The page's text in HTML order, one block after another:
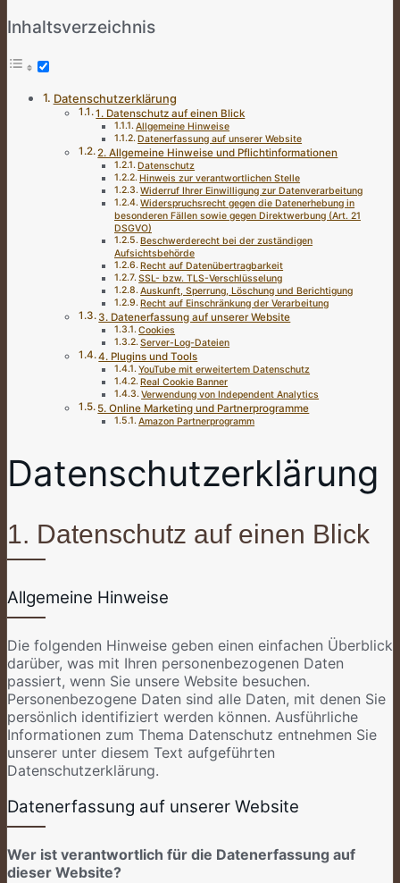
Inhaltsverzeichnis
Datenschutzerklärung
1. Datenschutz auf einen Blick
Allgemeine Hinweise
Datenerfassung auf unserer Website
2. Allgemeine Hinweise und Pflichtinformationen
Datenschutz
Hinweis zur verantwortlichen Stelle
Widerruf Ihrer Einwilligung zur Datenverarbeitung
Widerspruchsrecht gegen die Datenerhebung in
besonderen Fällen sowie gegen Direktwerbung (Art. 21
DSGVO)
Beschwerderecht bei der zuständigen
Aufsichtsbehörde
Recht auf Datenübertragbarkeit
SSL- bzw. TLS-Verschlüsselung
Auskunft, Sperrung, Löschung und Berichtigung
Recht auf Einschränkung der Verarbeitung
3. Datenerfassung auf unserer Website
Cookies
Server-Log-Dateien
4. Plugins und Tools
YouTube mit erweitertem Datenschutz
Real Cookie Banner
Verwendung von Independent Analytics
5. Online Marketing und Partnerprogramme
Amazon Partnerprogramm
Datenschutzerklärung
1. Datenschutz auf einen Blick
Allgemeine Hinweise
Die folgenden Hinweise geben einen einfachen Überblick
darüber, was mit Ihren personenbezogenen Daten
passiert, wenn Sie unsere Website besuchen.
Personenbezogene Daten sind alle Daten, mit denen Sie
persönlich identifiziert werden können. Ausführliche
Informationen zum Thema Datenschutz entnehmen Sie
unserer unter diesem Text aufgeführten
Datenschutzerklärung.
Datenerfassung auf unserer Website
Wer ist verantwortlich für die Datenerfassung auf
dieser Website?